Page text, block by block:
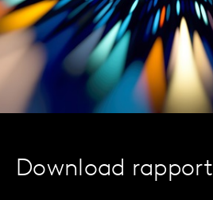
Download rapport